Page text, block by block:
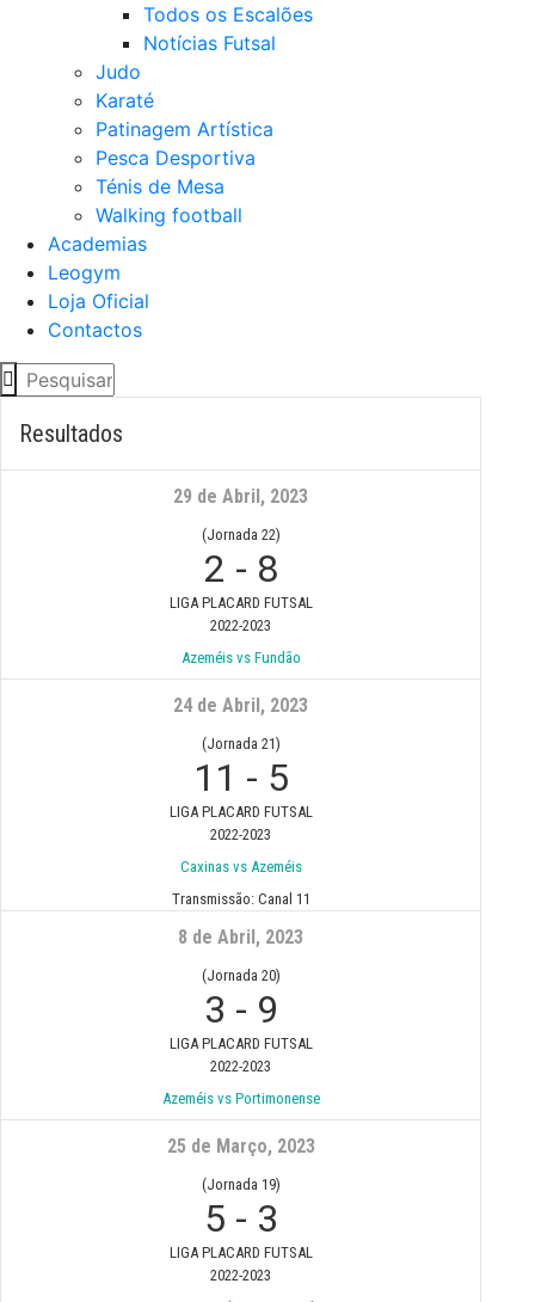
Todos os Escalões
Notícias Futsal
Judo
Karaté
Patinagem Artística
Pesca Desportiva
Ténis de Mesa
Walking football
Academias
Leogym
Loja Oficial
Contactos
Resultados
29 de Abril, 2023
(Jornada 22)
2 - 8
LIGA PLACARD FUTSAL
2022-2023
Azeméis vs Fundão
24 de Abril, 2023
(Jornada 21)
11 - 5
LIGA PLACARD FUTSAL
2022-2023
Caxinas vs Azeméis
Transmissão:Canal 11
8 de Abril, 2023
(Jornada 20)
3 - 9
LIGA PLACARD FUTSAL
2022-2023
Azeméis vs Portimonense
25 de Março, 2023
(Jornada 19)
5 - 3
LIGA PLACARD FUTSAL
2022-2023